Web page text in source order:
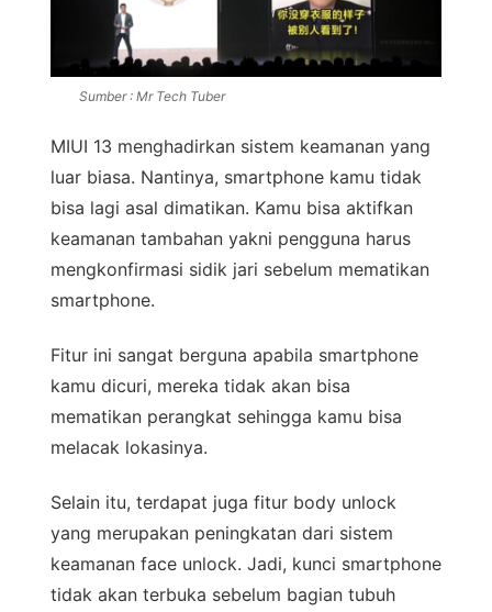
Sumber : Mr Tech Tuber
MIUI 13 menghadirkan sistem keamanan yang
luar biasa. Nantinya, smartphone kamu tidak
bisa lagi asal dimatikan. Kamu bisa aktifkan
keamanan tambahan yakni pengguna harus
mengkonfirmasi sidik jari sebelum mematikan
smartphone.
Fitur ini sangat berguna apabila smartphone
kamu dicuri, mereka tidak akan bisa
mematikan perangkat sehingga kamu bisa
melacak lokasinya.
Selain itu, terdapat juga fitur body unlock
yang merupakan peningkatan dari sistem
keamanan face unlock. Jadi, kunci smartphone
tidak akan terbuka sebelum bagian tubuh